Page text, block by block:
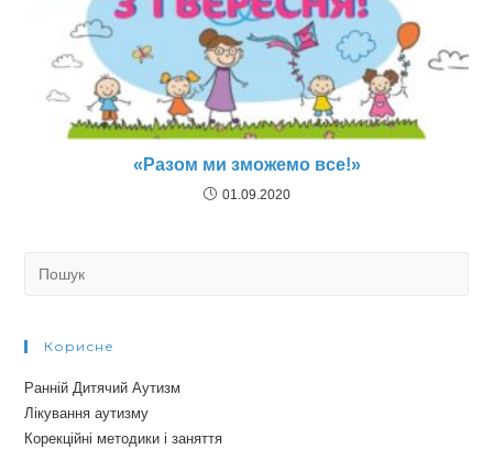
«Разом ми зможемо все!»
01.09.2020
Корисне
Ранній Дитячий Аутизм
Лікування аутизму
Корекційні методики і заняття